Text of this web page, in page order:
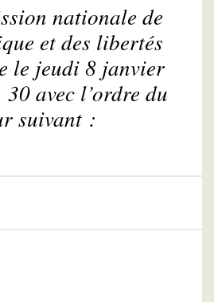
nationale de
et des libertés
le jeudi 8 janvier
avec l’ordre du
suivant :